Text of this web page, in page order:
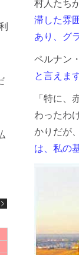
村人たち
滞した雰
あり、グ
ペルナン
と言えま
「特に、
わったわ
かりだが
は、私の